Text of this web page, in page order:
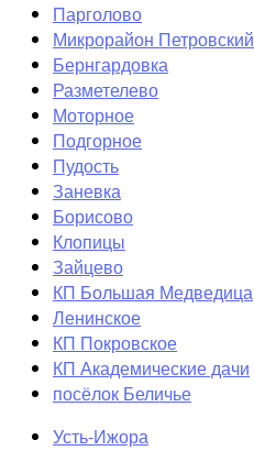
Парголово
Микрорайон Петровский
Бернгардовка
Разметелево
Моторное
Подгорное
Пудость
Заневка
Борисово
Клопицы
Зайцево
КП Большая Медведица
Ленинское
КП Покровское
КП Академические дачи
посёлок Беличье
Усть-Ижора